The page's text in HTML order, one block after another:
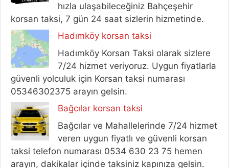
hızla ulaşabileceğiniz Bahçeşehir
korsan taksi, 7 gün 24 saat sizlerin hizmetinde.
Hadımköy korsan taksi
Hadımköy Korsan Taksi olarak sizlere
7/24 hizmet veriyoruz. Uygun fiyatlarla
güvenli yolculuk için Korsan taksi numarası
05346302375 arayın gelsin.
Bağcılar korsan taksi
Bağcılar ve Mahallelerinde 7/24 hizmet
veren uygun fiyatlı ve güvenli korsan
taksi telefon numarası 0534 630 23 75 hemen
arayın, dakikalar içinde taksiniz kapınıza gelsin.